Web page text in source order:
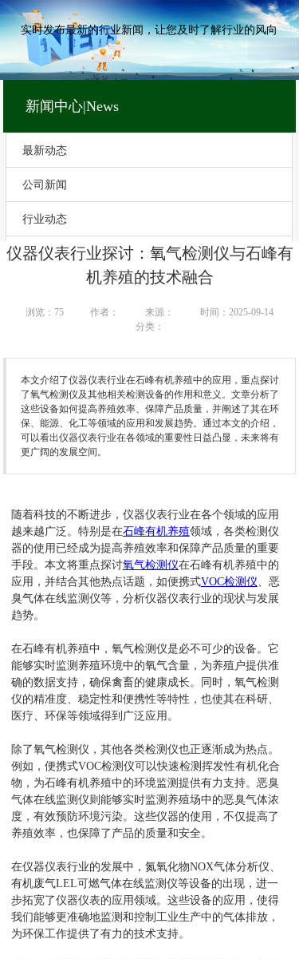
实时发布最新的行业新闻，让您及时了解行业的风向
最新动态
公司新闻
行业动态
技术文章
新闻中心|News
仪器仪表行业探讨：氧气检测仪与石峰有
机养殖的技术融合
浏览： 75 作者： 来源：
时间：2025-09-14
分类：
本文介绍了仪器仪表行业在石峰有机养殖中的应用，重点探讨
了氧气检测仪及其他相关检测设备的作用和意义。文章分析了
这些设备如何提高养殖效率、保障产品质量，并阐述了其在环
保、能源、化工等领域的应用和发展趋势。通过本文的介绍，
可以看出仪器仪表行业在各领域的重要性日益凸显，未来将有
更广阔的发展空间。
随着科技的不断进步，仪器仪表行业在各个领域的应用
越来越广泛。特别是在石峰有机养殖领域，各类检测仪
器的使用已经成为提高养殖效率和保障产品质量的重要
手段。本文将重点探讨氧气检测仪在石峰有机养殖中的
应用，并结合其他热点话题，如便携式VOC检测仪、恶
臭气体在线监测仪等，分析仪器仪表行业的现状与发展
趋势。
在石峰有机养殖中，氧气检测仪是必不可少的设备。它
能够实时监测养殖环境中的氧气含量，为养殖户提供准
确的数据支持，确保禽畜的健康成长。同时，氧气检测
仪的精准度、稳定性和便携性等特性，也使其在科研、
医疗、环保等领域得到广泛应用。
除了氧气检测仪，其他各类检测仪也正逐渐成为热点。
例如，便携式VOC检测仪可以快速检测挥发性有机化合
物，为石峰有机养殖中的环境监测提供有力支持。恶臭
气体在线监测仪则能够实时监测养殖场中的恶臭气体浓
度，有效预防环境污染。这些仪器的使用，不仅提高了
养殖效率，也保障了产品的质量和安全。
在仪器仪表行业的发展中，氮氧化物NOX气体分析仪、
有机废气LEL可燃气体在线监测仪等设备的出现，进一
步拓宽了仪器仪表的应用领域。这些设备的应用，使得
我们能够更准确地监测和控制工业生产中的气体排放，
为环保工作提供了有力的技术支持。